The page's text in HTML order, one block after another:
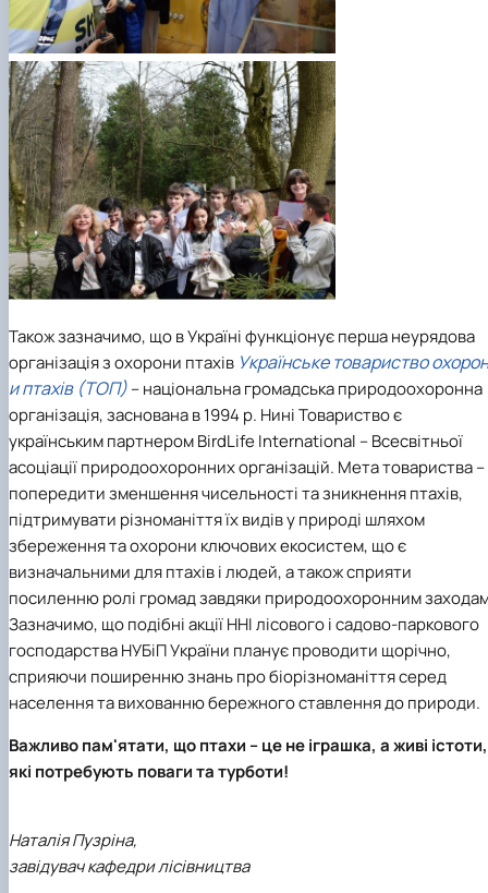
Також зазначимо, що в Україні функціонує перша неурядова
організація з охорони птахів Українське товариство охорон
и птахів (ТОП)– національна громадська природоохоронна
організація, заснована в 1994 р. Нині Товариство є
українським партнером BirdLife International – Всесвітньої
асоціації природоохоронних організацій. Мета товариства –
попередити зменшення чисельності та зникнення птахів,
підтримувати різноманіття їх видів у природі шляхом
збереження та охорони ключових екосистем, що є
визначальними для птахів і людей, а також сприяти
посиленню ролі громад завдяки природоохоронним
Зазначимо, що подібні акції ННІ лісового і садово-паркового
господарства НУБіП України планує проводити щорічно,
сприяючи поширенню знань про біорізноманіття серед
населення та вихованню бережного ставлення до природи.
Важливо пам'ятати, що птахи – це не іграшка, а живі істоти,
які потребують поваги та турботи!
Наталія Пузріна,
завідувач кафедри лісівництва